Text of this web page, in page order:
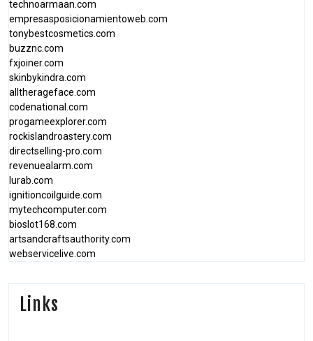
technoarmaan.com
empresasposicionamientoweb.com
tonybestcosmetics.com
buzznc.com
fxjoiner.com
skinbykindra.com
alltherageface.com
codenational.com
progameexplorer.com
rockislandroastery.com
directselling-pro.com
revenuealarm.com
lurab.com
ignitioncoilguide.com
mytechcomputer.com
bioslot168.com
artsandcraftsauthority.com
webservicelive.com
Links